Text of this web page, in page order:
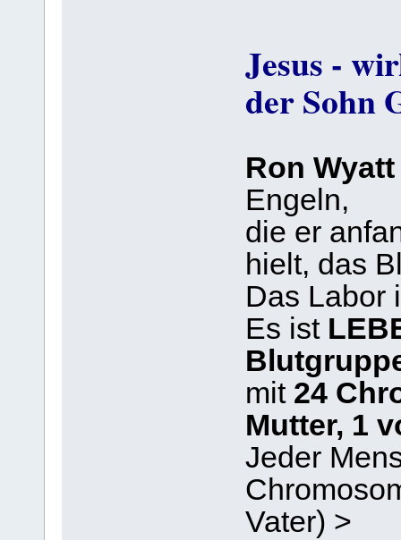
Jesus -
der Sohn
Ron Wyatt
Engeln,
die er
hielt, das
Das Labor
Es ist
mit 24
Mutter, 1
Jeder
Vater) >